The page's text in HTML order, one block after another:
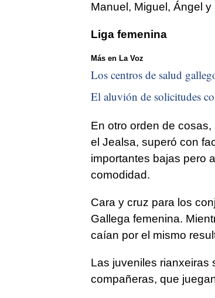
Manuel, Miguel, Ángel y
Liga femenina
Más en La Voz
Los centros de salud
El aluvión de solicitudes
En otro orden de
el Jealsa, superó con
importantes bajas pero
comodidad.
Cara y cruz para los
Gallega femenina.
caían por el mismo
Las juveniles rianxeiras
compañeras, que